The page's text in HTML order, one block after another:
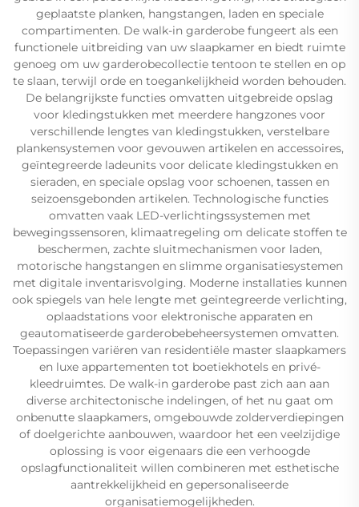
geplaatste planken, hangstangen, laden en speciale
compartimenten. De walk-in garderobe fungeert als een
functionele uitbreiding van uw slaapkamer en biedt ruimte
genoeg om uw garderobecollectie tentoon te stellen en op
te slaan, terwijl orde en toegankelijkheid worden behouden.
De belangrijkste functies omvatten uitgebreide opslag
voor kledingstukken met meerdere hangzones voor
verschillende lengtes van kledingstukken, verstelbare
plankensystemen voor gevouwen artikelen en accessoires,
geïntegreerde ladeunits voor delicate kledingstukken en
sieraden, en speciale opslag voor schoenen, tassen en
seizoensgebonden artikelen. Technologische functies
omvatten vaak LED-verlichtingssystemen met
bewegingssensoren, klimaatregeling om delicate stoffen te
beschermen, zachte sluitmechanismen voor laden,
motorische hangstangen en slimme organisatiesystemen
met digitale inventarisvolging. Moderne installaties kunnen
ook spiegels van hele lengte met geïntegreerde verlichting,
oplaadstations voor elektronische apparaten en
geautomatiseerde garderobebeheersystemen omvatten.
Toepassingen variëren van residentiële master slaapkamers
en luxe appartementen tot boetiekhotels en privé-
kleedruimtes. De walk-in garderobe past zich aan aan
diverse architectonische indelingen, of het nu gaat om
onbenutte slaapkamers, omgebouwde zolderverdiepingen
of doelgerichte aanbouwen, waardoor het een veelzijdige
oplossing is voor eigenaars die een verhoogde
opslagfunctionaliteit willen combineren met esthetische
aantrekkelijkheid en gepersonaliseerde
organisatiemogelijkheden.